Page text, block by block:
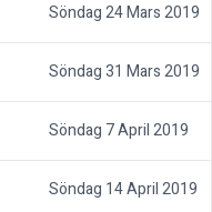
Söndag 24 Mars 2019
Söndag 31 Mars 2019
Söndag 7 April 2019
Söndag 14 April 2019